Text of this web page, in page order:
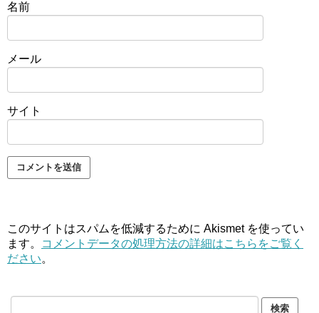
名前
メール
サイト
このサイトはスパムを低減するために Akismet を使ってい
ます。
コメントデータの処理方法の詳細はこちらをご覧く
ださい。